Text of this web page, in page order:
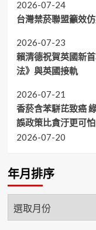
2026-07-24
台灣禁菸聯盟籲效
2026-07-23
賴清德祝賀英國新
法》與英國接軌
2026-07-21
香菸含苯駢芘致癌
誤政策比貪汙更可怕
2026-07-20
年月排序
年
月